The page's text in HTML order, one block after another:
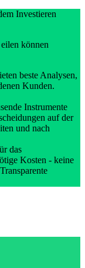
Investieren
können
beste Analysen,
Kunden.
Instrumente
auf der
und nach
das
Kosten - keine